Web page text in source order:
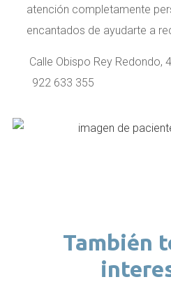
atención completamente
encantados de ayudarte a
Calle Obispo Rey Redondo,
922 633 355
También